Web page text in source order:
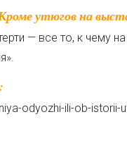
— все то, к чему
odyozhi-ili-ob-istorii-